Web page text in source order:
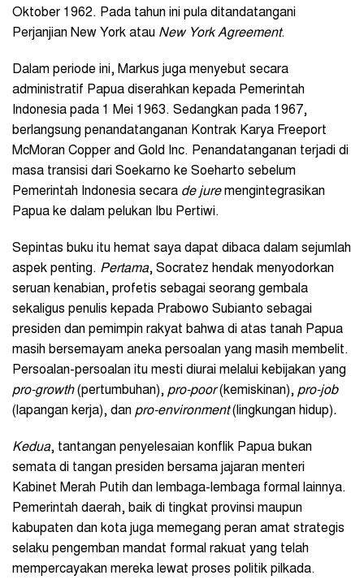
Oktober 1962. Pada tahun ini pula ditandatangani
Perjanjian New York atau New York Agreement.
Dalam periode ini, Markus juga menyebut secara
administratif Papua diserahkan kepada Pemerintah
Indonesia pada 1 Mei 1963. Sedangkan pada 1967,
berlangsung penandatanganan Kontrak Karya Freeport
McMoran Copper and Gold Inc. Penandatanganan terjadi di
masa transisi dari Soekarno ke Soeharto sebelum
Pemerintah Indonesia secara de juremengintegrasikan
Papua ke dalam pelukan Ibu Pertiwi.
Sepintas buku itu hemat saya dapat dibaca dalam sejumlah
aspek penting. Pertama, Socratez hendak menyodorkan
seruan kenabian, profetis sebagai seorang gembala
sekaligus penulis kepada Prabowo Subianto sebagai
presiden dan pemimpin rakyat bahwa di atas tanah Papua
masih bersemayam aneka persoalan yang masih membelit.
Persoalan-persoalan itu mesti diurai melalui kebijakan yang
pro-growth(pertumbuhan), pro-poor(kemiskinan), pro-job
(lapangan kerja), dan pro-environment(lingkungan hidup).
Kedua, tantangan penyelesaian konflik Papua bukan
semata di tangan presiden bersama jajaran menteri
Kabinet Merah Putih dan lembaga-lembaga formal lainnya.
Pemerintah daerah, baik di tingkat provinsi maupun
kabupaten dan kota juga memegang peran amat strategis
selaku pengemban mandat formal rakuat yang telah
mempercayakan mereka lewat proses politik pilkada.